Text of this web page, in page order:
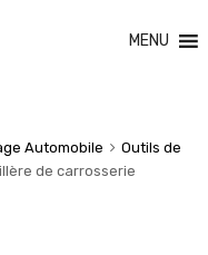
MENU
Automobile
Outils de
de carrosserie